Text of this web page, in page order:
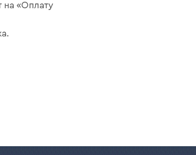
на «Оплату